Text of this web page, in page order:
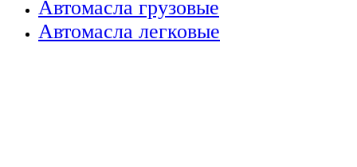
Автомасла грузовые
Автомасла легковые